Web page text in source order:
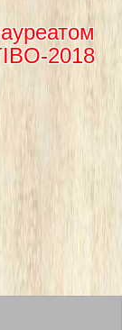
2018